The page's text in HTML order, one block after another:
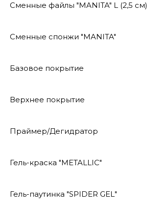
Сменные файлы "MANITA" L (2,5 см)
Сменные спонжи "MANITA"
Базовое покрытие
Верхнее покрытие
Праймер/Дегидратор
Гель-краска "METALLIC"
Гель-паутинка "SPIDER GEL"